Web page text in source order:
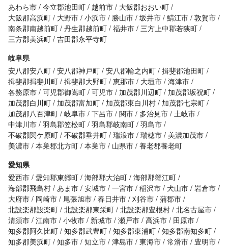
あわら市 今立郡池田町 越前市
大飯郡おおい町
大飯郡高浜町
大野市 小浜市 勝山市 坂井市 鯖江市 敦賀市
南条郡南越前町 丹生郡越前町 福井市 三方上中郡若狭町
三方郡美浜町 吉田郡永平寺町
岐阜県
安八郡安八町 安八郡神戸町 安八郡輪之内町 揖斐郡池田町
揖斐郡揖斐川町 揖斐郡大野町 恵那市 大垣市 海津市
各務原市 可児郡御嵩町 可児市 加茂郡川辺町
加茂郡坂祝町
加茂郡白川町
加茂郡富加町 加茂郡東白川村
加茂郡七宗町
加茂郡八百津町 岐阜市 下呂市 関市 多治見市 土岐市
中津川市 羽島郡笠松町 羽島郡岐南町 羽島市
不破郡関ケ原町 不破郡垂井町 瑞浪市 瑞穂市
美濃加茂市
美濃市 本巣郡北方町 本巣市 山県市 養老郡養老町
愛知県
愛西市 愛知郡東郷町 海部郡大治町 海部郡蟹江町
海部郡飛島村 あま市 安城市 一宮市 稲沢市 犬山市 岩倉市
大府市
岡崎市 尾張旭市 春日井市 刈谷市 蒲郡市
北設楽郡設楽町 北設楽郡東栄町 北設楽郡豊根村 北名古屋市
清須市 江南市 小牧市 新城市 瀬戸市 高浜市
田原市
知多郡阿久比町 知多郡武豊町 知多郡東浦町 知多郡南知多町
知多郡美浜町 知多市 知立市 津島市 東海市 常滑市
豊明市